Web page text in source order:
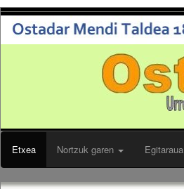
Etxea Nortzuk garen Egitaraua